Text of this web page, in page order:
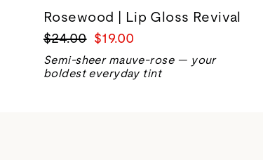
Rosewood | Lip Gloss Revival
正
常
价
$24.00 销
售
价
$19.00
Semi-sheer mauve-rose — your
boldest everyday tint